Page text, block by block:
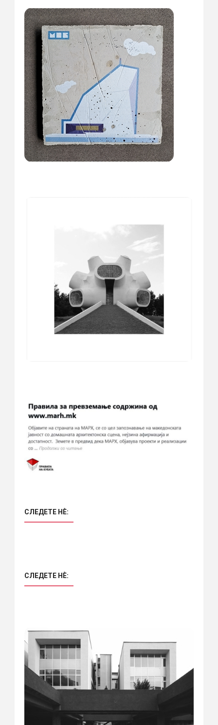
СЛЕДЕТЕ НÈ:
СЛЕДЕТЕ НÈ: